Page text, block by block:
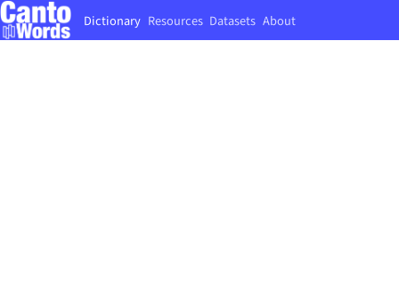
Dictionary Resources Datasets About